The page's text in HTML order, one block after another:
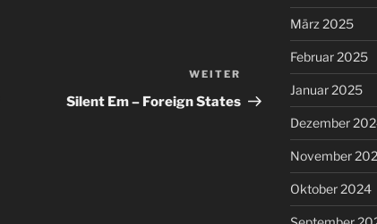
Nächster
Beitrag
WEITER
Silent Em – Foreign States
März 2025
Februar 2025
Januar 2025
Dezember
November
Oktober 2024